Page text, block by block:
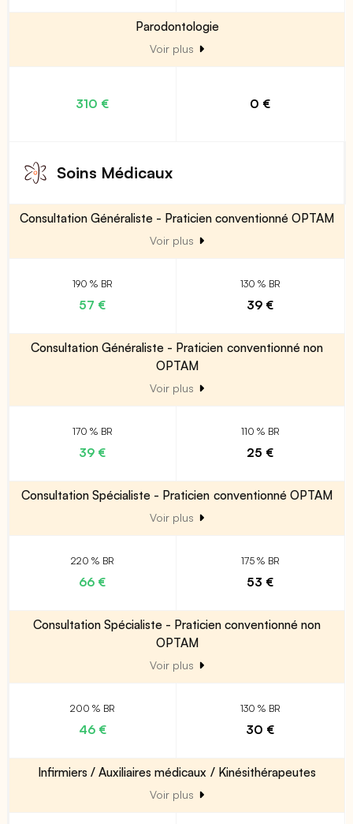
Parodontologie
Voir plus
310 € 0 €
Soins Médicaux
Consultation Généraliste - Praticien conventionné OPTAM
Voir plus
190 % BR
57 €
130 % BR
39 €
Consultation Généraliste - Praticien conventionné non
OPTAM
Voir plus
170 % BR
39 €
110 % BR
25 €
Consultation Spécialiste - Praticien conventionné OPTAM
Voir plus
220 % BR
66 €
175 % BR
53 €
Consultation Spécialiste - Praticien conventionné non
OPTAM
Voir plus
200 % BR
46 €
130 % BR
30 €
Infirmiers / Auxiliaires médicaux / Kinésithérapeutes
Voir plus